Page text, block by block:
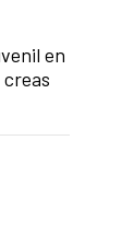
en
creas